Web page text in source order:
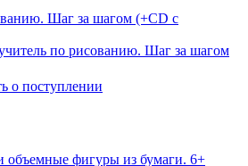
по рисованию. Шаг за шагом
о поступлении